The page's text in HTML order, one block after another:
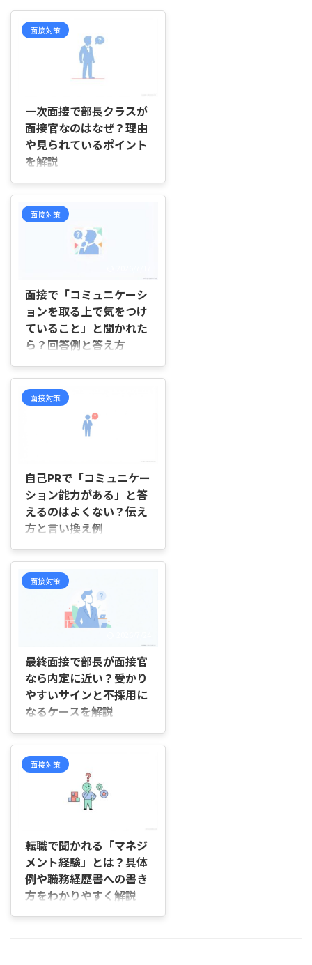
面接対策
一次面接で部長クラスが
面接官なのはなぜ？理由
や見られているポイント
を解説
接官が部長クラスだったのはな
ぜ？」「最初から偉い人が出てき
たということは、合否に何か関係
があるのだろうか」と気になって
いませんか。 面接が終わってか
これから一次面接を控え、「部長
が相手なら何を準備すればいいの
だろう」と対策に迷ったりする方
も多いでしょう。 この記事で
は、一次面接で部長クラスが面接
官になる理由や、面接で見られて
していきます。 一次面接で部長
クラスが面接官になるのは珍し
面接対策
面接で「コミュニケーシ
ョンを取る上で気をつけ
ていること」と聞かれた
ら？回答例と答え方
ーションを取る上で気をつけてい
ることは何ですか』と聞かれた
ら、どのように答えればよいのだ
ろう」「正直に話せばよいのか、
それとも面接で評価されやすい内
う」と迷っていませんか。 自己
PRや長所とは少し違う質問だか
らこそ、何を伝えればよいのか分
からず、面接が近づいても回答を
まとめられずに手が止まってしま
うことがありますよね。 この記
ト、具体的な回答例、避けたい回
答まで順を追って説明していきま
面接対策
自己PRで「コミュニケー
ション能力がある」と答
えるのはよくない？伝え
方と言い換え例
ケーション能力があります』と伝
えても大丈夫なの？」「よくある
表現だから、面接官に印象が残ら
ないのでは」と不安に感じていま
せんか。 履歴書やエントリーシ
ートを書いていると、自己PRの
内容は決まっているのに、「コミ
ュニケーション能力」という言葉
をそのまま使ってよいのか迷い、
何度も書き直してしまうことがあ
りますよね。 この記事では、
「コミュニケーション能力があり
換え表現をわかりやすく紹介しま
す。 自己PRで「コミュニケー ...
面接対策
最終面接で部長が面接官
なら内定に近い？受かり
やすいサインと不採用に
なるケースを解説
はじめに 「最終面接で部長が面
接官だったけれど、これは内定に
近いサインなの？」「ここまで進
んだのに、部長との面接で何を見
られているのか分からず、どのよ
うに準備すればよいのか不安」と
感じたことはありませんか。 一
と、最終段階で部長が登場する
と、「評価はほぼ決まっているの
では」「失敗できない場なので
は」と緊張してしまうことがあり
ますよね。 この記事では、最終
面接対策
転職で聞かれる「マネジ
メント経験」とは？具体
例や職務経歴書への書き
方をわかりやすく解説
はじめに 転職活動を進めている